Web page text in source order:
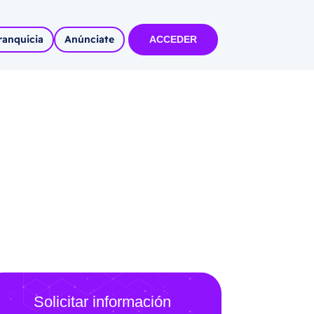
tu Marca
Anúnciate ACCEDER
Solicitar información